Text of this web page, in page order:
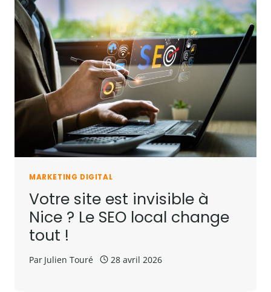
MARKETING DIGITAL
Votre site est invisible à
Nice ? Le SEO local change
tout !
Par Julien Touré 28 avril 2026